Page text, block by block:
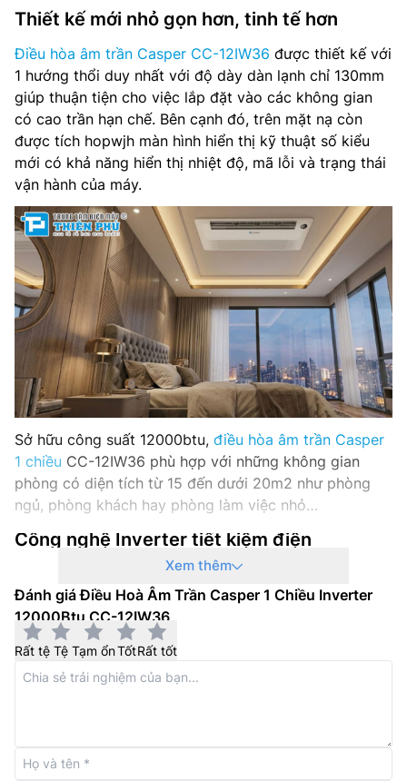
Trọng lượng dàn lạnh: 13 kg
Kích thước mặt nạ: 1100 x 500 x 32 mm
Trọng lượng mặt nạ: 3.5 kg
Kích thước dàn nóng: 705 x 279 x 530 mm
Trọng lượng dàn nóng: 21 kg
Đường kính ống(Lỏng/Khí): 6.35/12.7 mm
Hãng sản xuất: Casper
Xuất xứ: Thái Lan
Năm ra mắt: 2026
Thiết kế mới nhỏ gọn hơn, tinh tế hơn
Điều hòa âm trần Casper CC-12IW36 được thiết kế với
1 hướng thổi duy nhất với độ dày dàn lạnh chỉ 130mm
giúp thuận tiện cho việc lắp đặt vào các không gian
có cao trần hạn chế. Bên cạnh đó, trên mặt nạ còn
được tích hopwjh màn hình hiển thị kỹ thuật số kiểu
mới có khả năng hiển thị nhiệt độ, mã lỗi và trạng thái
vận hành của máy.
Sở hữu công suất 12000btu, điều hòa âm trần Casper
1 chiều CC-12IW36 phù hợp với những không gian
phòng có diện tích từ 15 đến dưới 20m2 như phòng
ngủ, phòng khách hay phòng làm việc nhỏ…
Công nghệ Inverter tiết kiệm điện
Điều hòa âm trần cassette Casper
máy nén do Panasonic sản xuất kết hợp với công nghệ
inverter giúp tiết kiệm điện năng một cách tối đa cho
người dùng. Hơn nữa, công nghệ này còn giúp điều
hòa hoạt động êm ái và bền bỉ hơn so với những máy
không sở hữu công nghệ này.
Xem thêm
Đánh giá Điều Hoà Âm Trần Casper 1 Chiều Inverter
12000Btu CC-12IW36
Rất tệ Tệ Tạm ổnTốtRất tốt